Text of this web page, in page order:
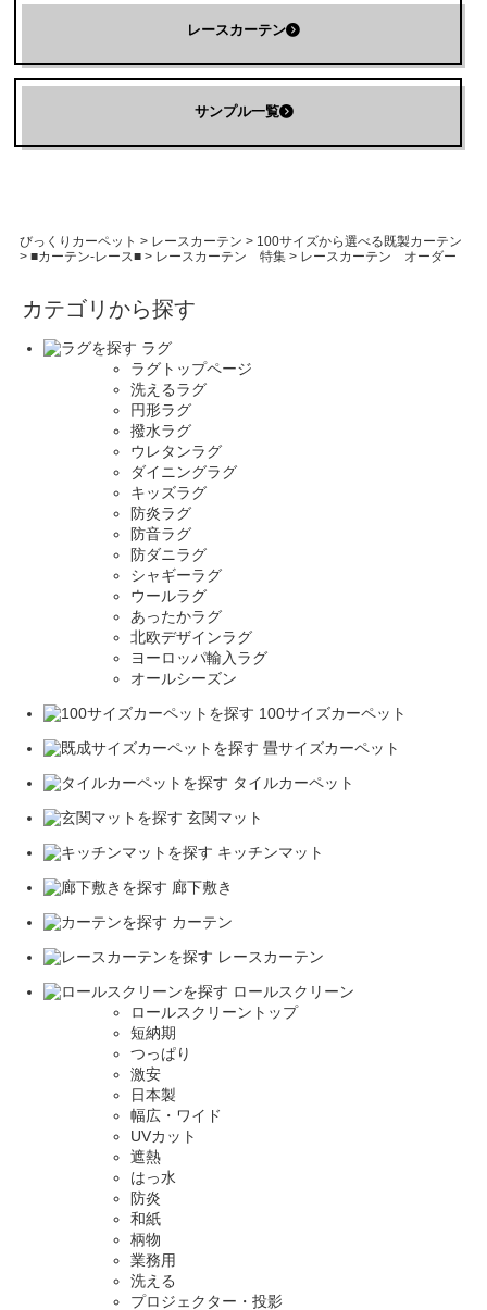
レースカーテン
サンプル一覧
びっくりカーペット > レースカーテン > 100サイズから選べる既製カーテン
> ■カーテン-レース■> レースカーテン 特集> レースカーテン オーダー
カテゴリから探す
ラグ
ラグトップページ
洗えるラグ
円形ラグ
撥水ラグ
ウレタンラグ
ダイニングラグ
キッズラグ
防炎ラグ
防音ラグ
防ダニラグ
シャギーラグ
ウールラグ
あったかラグ
北欧デザインラグ
ヨーロッパ輸入ラグ
オールシーズン
100サイズカーペット
畳サイズカーペット
タイルカーペット
玄関マット
キッチンマット
廊下敷き
カーテン
レースカーテン
ロールスクリーン
ロールスクリーントップ
短納期
つっぱり
激安
日本製
幅広・ワイド
UVカット
遮熱
はっ水
防炎
和紙
柄物
業務用
洗える
プロジェクター・投影